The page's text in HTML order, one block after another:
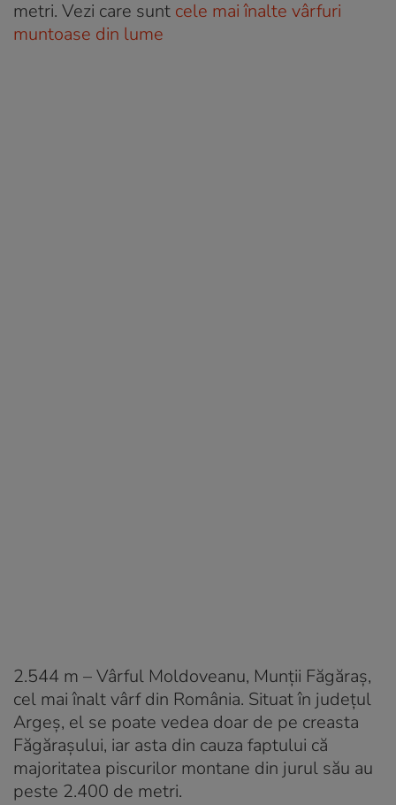
metri. Vezi care sunt cele mai înalte vârfuri
muntoase din lume
2.544 m – Vârful Moldoveanu, Munții Făgăraș,
cel mai înalt vârf din România. Situat în județul
Argeș, el se poate vedea doar de pe creasta
Făgărașului, iar asta din cauza faptului că
majoritatea piscurilor montane din jurul său au
peste 2.400 de metri.